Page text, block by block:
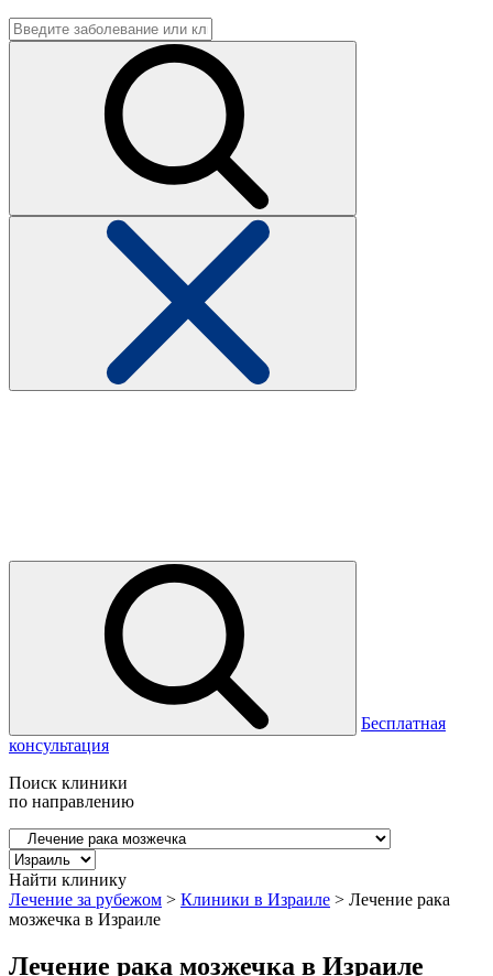
Бесплатная
консультация
Поиск клиники
по направлению
Найти клинику
Лечение за рубежом > Клиники в Израиле > Лечение рака
мозжечка в Израиле
Лечение рака мозжечка в Израиле